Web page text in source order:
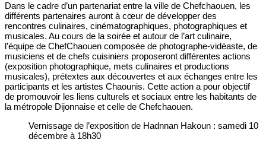
Dans le cadre d’un partenariat entre la ville de Chefchaouen, les
différents partenaires auront à cœur de développer des
rencontres culinaires, cinématographiques, photographiques et
musicales. Au cours de la soirée et autour de l’art culinaire,
l’équipe de ChefChaouen composée de photographe-vidéaste, de
musiciens et de chefs cuisiniers proposeront différentes actions
(exposition photographique, mets culinaires et productions
musicales), prétextes aux découvertes et aux échanges entre les
participants et les artistes Chaounis. Cette action a pour objectif
de promouvoir les liens culturels et sociaux entre les habitants de
la métropole Dijonnaise et celle de Chefchaouen.
Vernissage de l’exposition de Hadnnan Hakoun : samedi 10
décembre à 18h30